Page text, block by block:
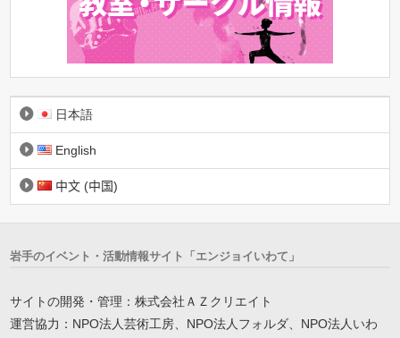
日本語
English
中文 (中国)
岩手のイベント・活動情報サイト「エンジョイいわて」
サイトの開発・管理：株式会社ＡＺクリエイト
運営協力：NPO法人芸術工房、NPO法人フォルダ、NPO法人いわ